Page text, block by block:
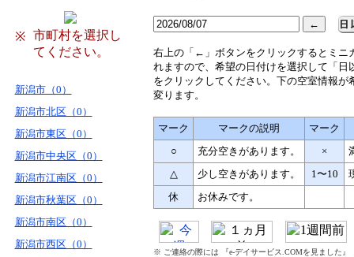
※
市町村を選択し
てください。
新潟市（0）
新潟市北区（0）
新潟市東区（0）
新潟市中央区（0）
新潟市江南区（0）
新潟市秋葉区（0）
新潟市南区（0）
新潟市西区（0）
右上の「←」ボタンをクリックするとミニ
れますので、希望の日付けを選択して「日
をクリックしてください。下の空室情報が
変ります。
マーク マークの説明
マーク
○
充分空きがあります。 ×
△
少し空きがあります。 1〜10
休
お休みです。
※ ご連絡の際には 『e-デイサービス.COMを見ました